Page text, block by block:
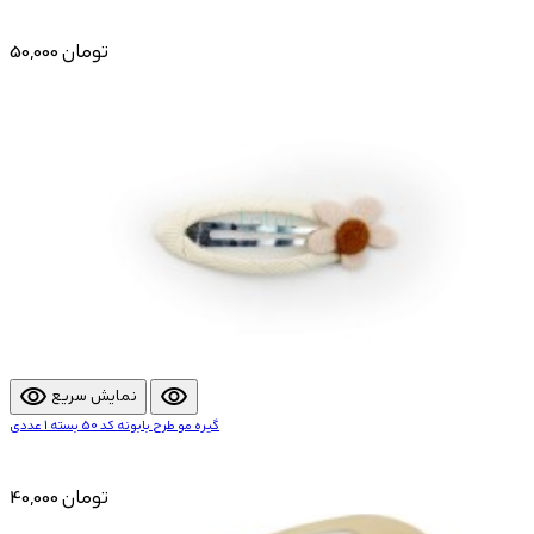
50,000 تومان
visibility نمایش سریع visibility
گیره مو طرح بابونه کد 50 بسته 1 عددی
40,000 تومان